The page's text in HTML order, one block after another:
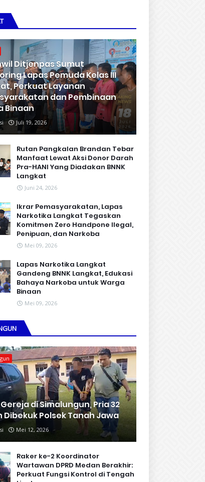
Ditjenpas Sumut
Lapas Pemuda Kelas III
Perkuat Layanan
dan Pembinaan
Binaan
Juli 19, 2026
Rutan Pangkalan Brandan Tebar
Manfaat Lewat Aksi Donor Darah
Pra-HANI Yang Diadakan BNNK
Langkat
Juni 24, 2026
Ikrar Pemasyarakatan, Lapas
Narkotika Langkat Tegaskan
Komitmen Zero Handpone llegal,
Penipuan, dan Narkoba
Mei 09, 2026
Lapas Narkotika Langkat
Gandeng BNNK Langkat, Edukasi
Bahaya Narkoba untuk Warga
Binaan
Mei 09, 2026
di Simalungun, Pria 32
Dibekuk Polsek Tanah Jawa
Mei 12, 2026
Raker ke-2 Koordinator
Wartawan DPRD Medan Berakhir:
Perkuat Fungsi Kontrol di Tengah